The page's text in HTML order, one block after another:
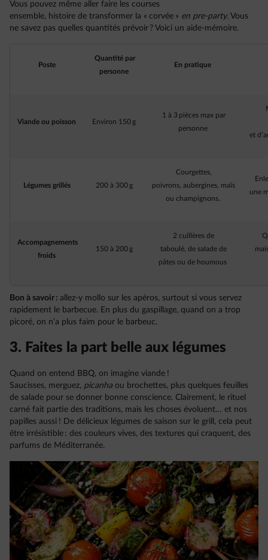
Vous pouvez même aller faire les courses
ensemble, histoire de transformer la « corvée » en pre-party. Vous
ne savez pas quelles quantités prévoir ? Voici un aide-mémoire.
Poste
Quantité par
personne
En pratique
Viande ou poisson Environ 150 g
1 à 3 pièces max par
personne
et
Légumes grillés 200 à 300 g
Courgettes,
poivrons, aubergines, maïs
ou champignons.
une
Accompagnements
froids
150 à 200 g
2 cuillères de
taboulé, de salade de
pâtes ou de houmous
Bon à savoir : allez-y mollo sur les apéros, surtout si vous servez
rapidement le barbecue. En plus du gaspillage, quand on a trop
picoré, on n’a plus faim pour le barbeuc.
3. Faites la part belle aux légumes
Quand on entend BBQ, on imagine viande !
Saucisses, merguez, picanha ou brochettes, plus quelques feuilles
de salade pour se donner bonne conscience. Clairement, le rituel
carné fait partie des traditions, mais les choses évoluent… et nos
papilles aussi ! De délicieux légumes de saison sur le grill, cela peut
être irrésistible : des couleurs vives, des textures qui craquent, des
parfums de Méditerranée.